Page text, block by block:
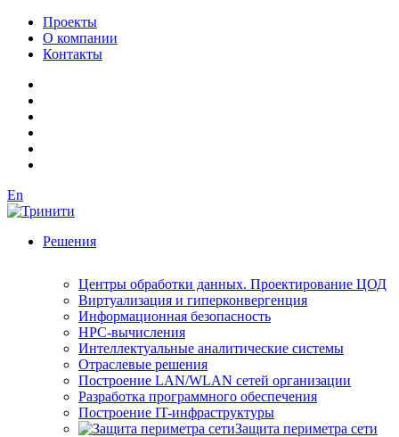
Проекты
О компании
Контакты
En
Решения
Центры обработки данных. Проектирование ЦОД
Виртуализация и гиперконвергенция
Информационная безопасность
HPC-вычисления
Интеллектуальные аналитические системы
Отраслевые решения
Построение LAN/WLAN сетей организации
Разработка программного обеспечения
Построение IT-инфраструктуры
Защита периметра сети